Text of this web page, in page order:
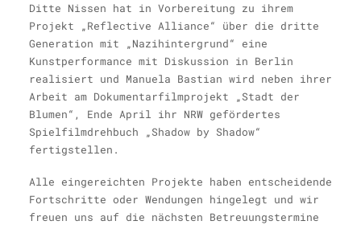
Ditte Nissen hat in Vorbereitung zu ihrem
Projekt „Reflective Alliance“ über die dritte
Generation mit „Nazihintergrund“ eine
Kunstperformance mit Diskussion in Berlin
realisiert und Manuela Bastian wird neben ihrer
Arbeit am Dokumentarfilmprojekt „Stadt der
Blumen“ ,
Ende April ihr NRW gefördertes
Spielfilmdrehbuch „Shadow by Shadow“
fertigstellen.
Alle eingereichten Projekte haben entscheidende
Fortschritte oder Wendungen hingelegt und wir
freuen uns auf die nächsten Betreuungstermine